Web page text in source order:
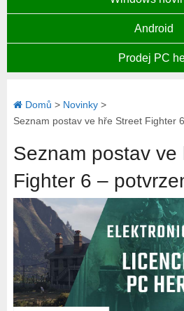
Android
Prodej PC
Domů > Novinky>
Seznam postav ve hře Street Fighter
Seznam postav ve
Fighter 6 –